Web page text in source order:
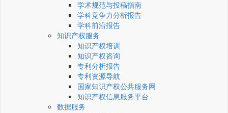
学术规范与投稿指南
学科竞争力分析报告
学科前沿报告
知识产权服务
知识产权培训
知识产权咨询
专利分析报告
专利资源导航
国家知识产权公共服务网
知识产权信息服务平台
数据服务